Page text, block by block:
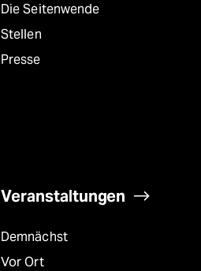
Die Seitenwende
Stellen
Presse
Veranstaltungen
Demnächst
Vor Ort